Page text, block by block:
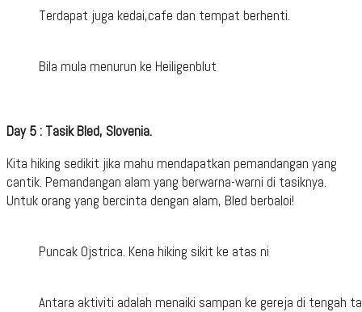
Terdapat juga kedai,cafe dan tempat berhenti.
Bila mula menurun ke Heiligenblut
Day 5 : Tasik Bled, Slovenia.
Kita hiking sedikit jika mahu mendapatkan pemandangan yang
cantik. Pemandangan alam yang berwarna-warni di tasiknya.
Untuk orang yang bercinta dengan alam, Bled berbaloi!
Puncak Ojstrica. Kena hiking sikit ke atas ni
Antara aktiviti adalah menaiki sampan ke gereja di tengah